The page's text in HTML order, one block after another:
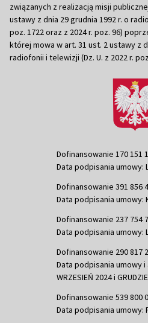
związanych z realizacją misji
ustawy z dnia 29 grudnia 1992 r. o
poz. 1722 oraz z 2024 r. poz. 96)
której mowa w art. 31 ust. 2 ustawy z
radiofonii i telewizji (Dz. U. z 2022 r.
Dofinansowanie 170 151
Data podpisania umowy:
Dofinansowanie 391 856
Data podpisania umowy:
Dofinansowanie 237 754
Data podpisania umowy:
Dofinansowanie 290 817
Data podpisania umowy i
WRZESIEŃ 2024 i
Dofinansowanie 539 800
Data podpisania umowy: